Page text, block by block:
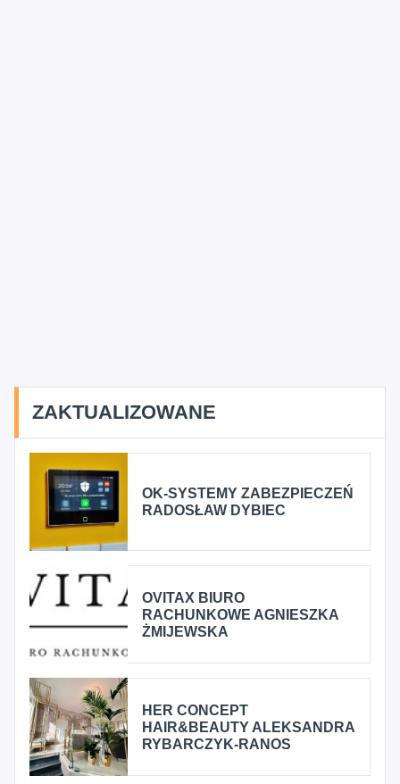
ZAKTUALIZOWANE
OK-SYSTEMY ZABEZPIECZEŃ
RADOSŁAW DYBIEC
OVITAX BIURO
RACHUNKOWE AGNIESZKA
ŻMIJEWSKA
HER CONCEPT
HAIR&BEAUTY ALEKSANDRA
RYBARCZYK-RANOS